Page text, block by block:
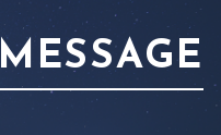
MESSAGE